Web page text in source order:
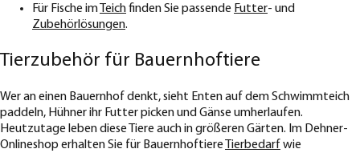
Für Fische im Teichfinden Sie passende Futter- und
Zubehörlösungen.
Tierzubehör für Bauernhoftiere
Wer an einen Bauernhof denkt, sieht Enten auf dem Schwimmteich
paddeln, Hühner ihr Futter picken und Gänse umherlaufen.
Heutzutage leben diese Tiere auch in größeren Gärten. Im Dehner-
Onlineshop erhalten Sie für Bauernhoftiere
Tierbedarf wie